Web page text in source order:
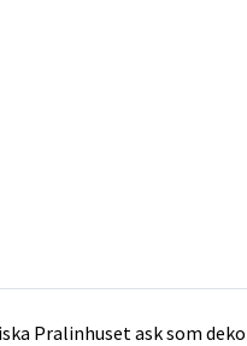
Pralinhuset ask som